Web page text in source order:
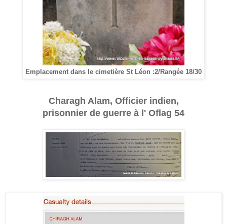
Emplacement dans le cimetière St Léon :2/Rangée 18/30
Charagh Alam, Officier indien,
prisonnier de guerre à l' Oflag 54